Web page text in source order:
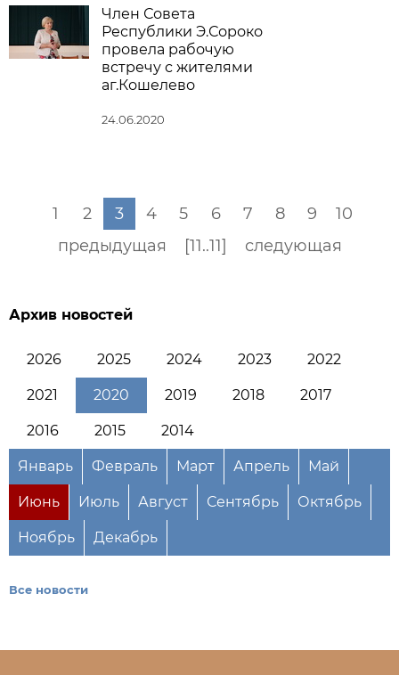
Член Совета
Республики Э.Сороко
провела рабочую
встречу с жителями
аг.Кошелево
24.06.2020
предыдущая
1 2 3 4 5 6 7 8 9
10
[11..11]
следующая
Архив новостей
2026 2025 2024 2023 2022
2021 2020 2019 2018 2017
2016 2015 2014
Январь Февраль Март Апрель Май
Июнь Июль Август Сентябрь Октябрь
Ноябрь Декабрь
Все новости